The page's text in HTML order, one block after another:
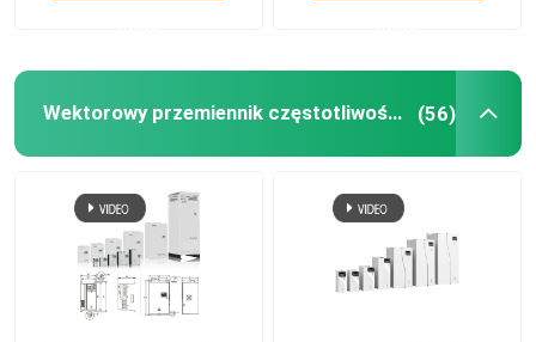
Wektorowy przemiennik częstotliwości (56)